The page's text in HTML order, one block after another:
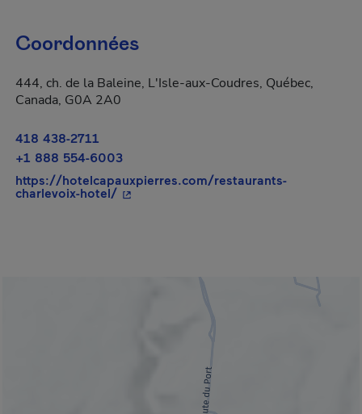
Coordonnées
444, ch. de la Baleine, L'Isle-aux-Coudres, Québec,
Canada, G0A 2A0
418 438-2711
+1 888 554-6003
https://hotelcapauxpierres.com/restaurants-
charlevoix-hotel/- Cet hyperlien s'ouvrira dans une